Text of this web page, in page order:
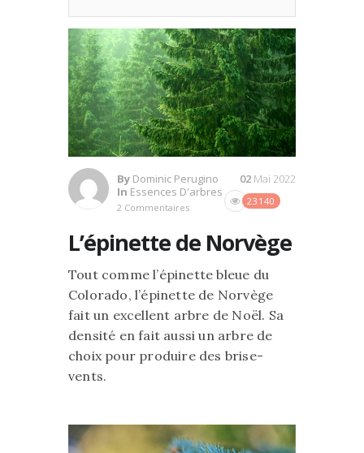
By Dominic Perugino
In Essences D'arbres
2 Commentaires
23140
02 Mai 2022
L’épinette de Norvège
Tout comme l’épinette bleue du
Colorado, l’épinette de Norvège
fait un excellent arbre de Noël. Sa
densité en fait aussi un arbre de
choix pour produire des brise-
vents.